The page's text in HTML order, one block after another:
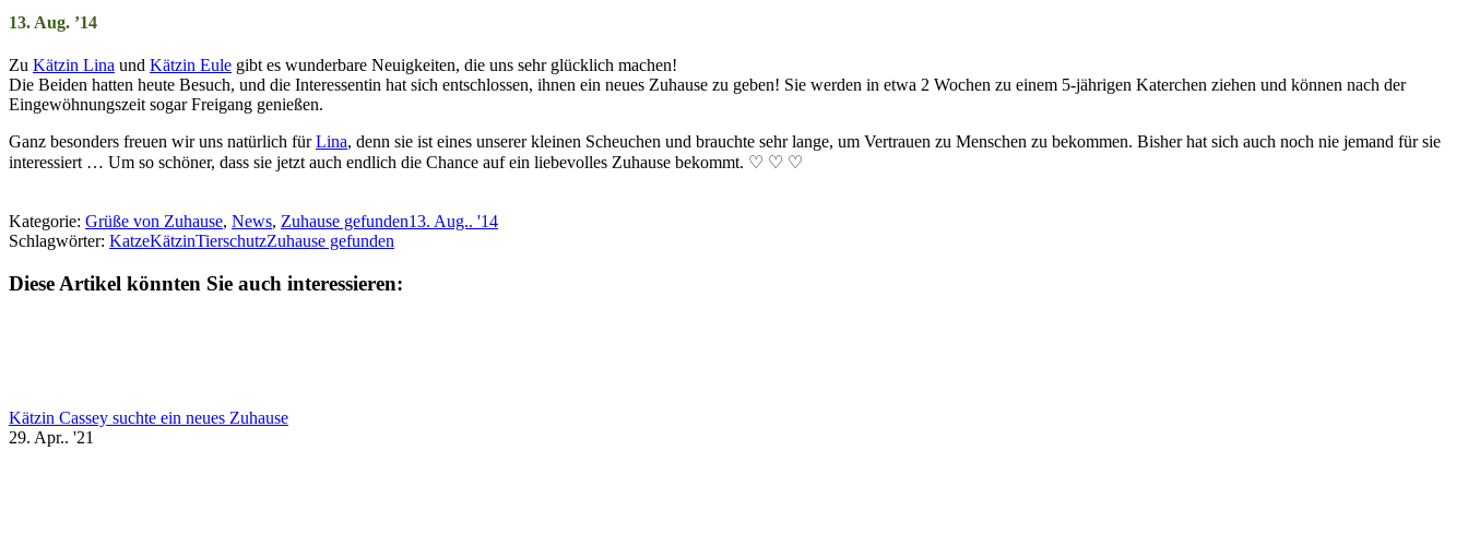
13. Aug. ’14
Zu Kätzin Lina und Kätzin Eule gibt es wunderbare Neuigkeiten, die uns sehr glücklich machen!
Die Beiden hatten heute Besuch, und die Interessentin hat sich entschlossen, ihnen ein neues Zuhause zu geben! Sie werden in etwa 2 Wochen zu einem 5-jährigen Katerchen ziehen und können nach der
Eingewöhnungszeit sogar Freigang genießen.
Ganz besonders freuen wir uns natürlich fürLina, denn sie ist eines unserer kleinen Scheuchen und brauchte sehr lange, um Vertrauen zu Menschen zu bekommen. Bisher hat sich auch noch nie jemand für sie
interessiert … Um so schöner, dass sie jetzt auch endlich die Chance auf ein liebevolles Zuhause bekommt. ♡ ♡ ♡
Kategorie: Grüße von Zuhause, News, Zuhause gefunden13. Aug.. '14
Schlagwörter: KatzeKätzinTierschutzZuhause gefunden
Diese Artikel könnten Sie auch interessieren:
Kätzin Cassey suchte ein neues Zuhause
29. Apr.. '21